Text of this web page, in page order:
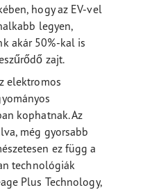
hogy az EV-vel
legyen,
akár 50%-kal is
zajt.
elektromos
kophatnak. Az
még gyorsabb
ez függ a
technológiák
Plus Technology,